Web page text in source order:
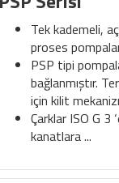
Tek kademeli,
proses
PSP tipi
bağlanmıştır.
için kilit
Çarklar ISO G 3
kanatlara ...